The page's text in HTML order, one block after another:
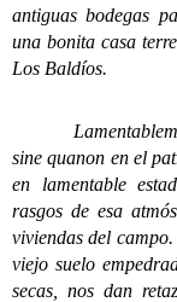
antiguas bodegas
una bonita casa
Los Baldíos.
sine quanon en el
en lamentable
rasgos de esa
viviendas del
viejo suelo
secas, nos dan